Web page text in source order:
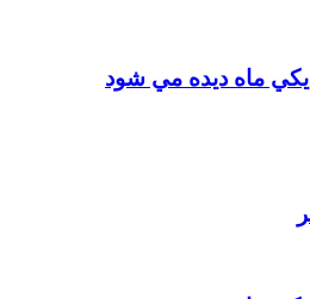
ماه ديده مي شود